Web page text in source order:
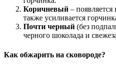
Коричневый –
также усиливается
Почти черный (без
черного шоколада и
Как обжарить на сковороде?